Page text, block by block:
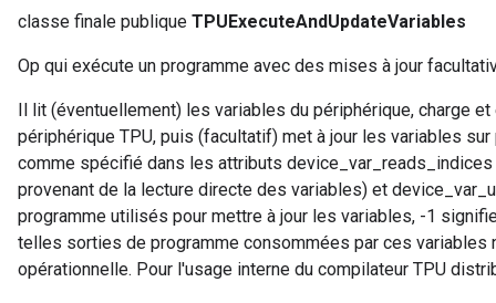
classe finale publique TPUExecuteAndUpdateVariables
Op qui exécute un programme avec des mises à jour
Il lit (éventuellement) les variables du périphérique, charge et
périphérique TPU, puis (facultatif) met à jour les variables
comme spécifié dans les attributs
provenant de la lecture directe des variables) et
programme utilisés pour mettre à jour les variables, -1
telles sorties de programme consommées par ces variables
opérationnelle. Pour l'usage interne du compilateur TPU